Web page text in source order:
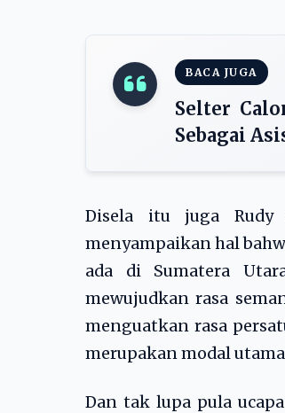
BACA JUGA
Selter
Sebagai
Disela itu juga Rudy
menyampaikan hal
ada di Sumatera
mewujudkan rasa
menguatkan rasa
merupakan modal
Dan tak lupa pula